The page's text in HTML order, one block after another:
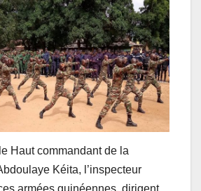
Haut commandant de la
Kéita, l’inspecteur
armées guinéennes, dirigent